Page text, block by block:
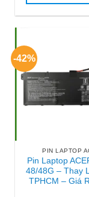
-42%
PIN LAPTOP
Pin Laptop
48/48G – Thay
TPHCM – Giá